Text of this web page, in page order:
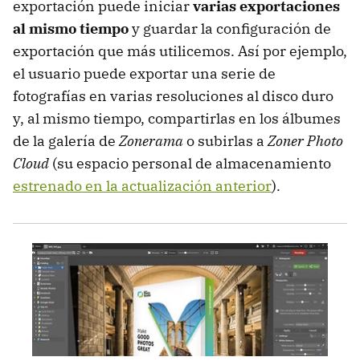
exportación puede iniciarvarias exportaciones
al mismo tiempoy guardar la configuración de
exportación que más utilicemos. Así por ejemplo,
el usuario puede exportar una serie de
fotografías en varias resoluciones al disco duro
y, al mismo tiempo, compartirlas en los álbumes
de la galería deZoneramao subirlas aZoner Photo
Cloud (su espacio personal de almacenamiento
estrenado en la actualización anterior).